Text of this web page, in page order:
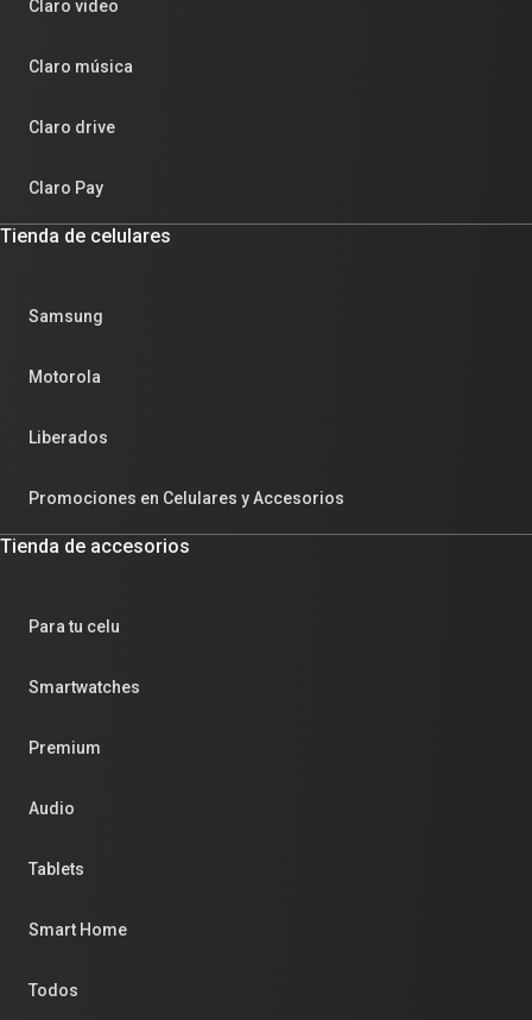
Claro video
Claro música
Claro drive
Claro Pay
Tienda de celulares
Samsung
Motorola
Liberados
Promociones en Celulares y Accesorios
Tienda de accesorios
Para tu celu
Smartwatches
Premium
Audio
Tablets
Smart Home
Todos